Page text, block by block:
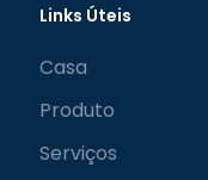
Links Úteis
Casa
Produto
Serviços